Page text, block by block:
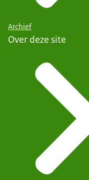
Archief
Over deze site